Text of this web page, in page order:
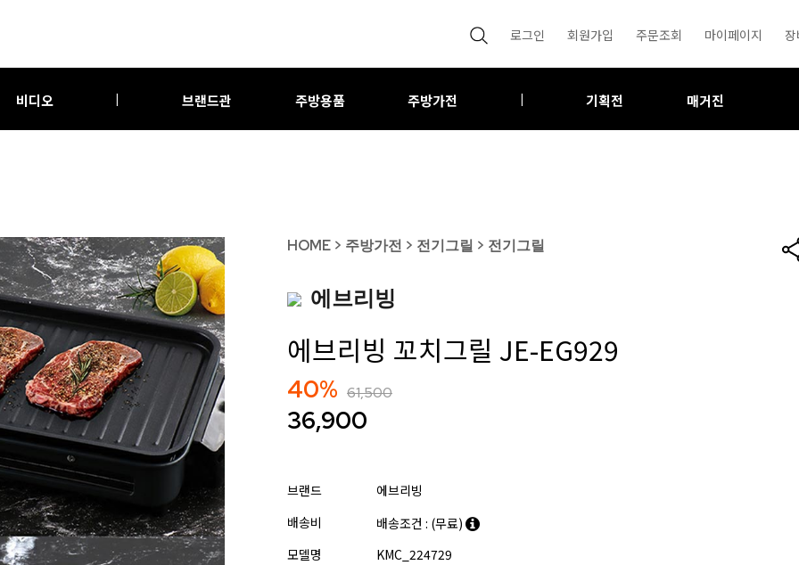
로그인 회원가입 주문조회 마이페이지
비디오 | 브랜드관 주방용품 주방가전 | 기획전 매거진
HOME > 주방가전 > 전기그릴 > 전기그릴
에브리빙
에브리빙 꼬치그릴 JE-EG929
40% 61,500
36,900
브랜드
에브리빙
배송비
배송조건 : (무료)
모델명
KMC_224729